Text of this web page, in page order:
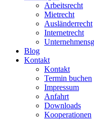
Arbeitsrecht
Mietrecht
Ausländerrecht
Internetrecht
Blog
Kontakt
Kontakt
Termin buchen
Impressum
Anfahrt
Downloads
Kooperationen